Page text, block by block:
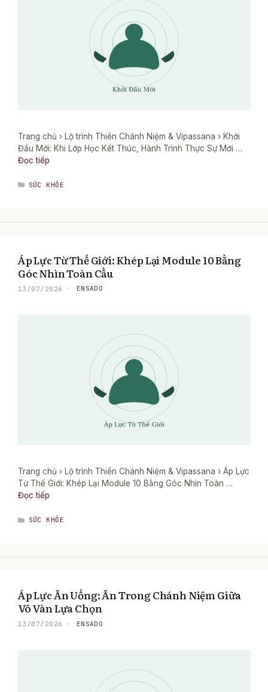
Trang chủ › Lộ trình Thiền Chánh Niệm & Vipassana › Khởi
Đầu Mới: Khi Lớp Học Kết Thúc, Hành Trình Thực Sự Mới …
Đọc tiếp
DANH
SỨC KHỎE
Áp Lực Từ Thế Giới: Khép Lại Module 10 Bằng
Góc Nhìn Toàn Cầu
13/07/2026 ENSADO
Trang chủ › Lộ trình Thiền Chánh Niệm & Vipassana › Áp Lực
Từ Thế Giới: Khép Lại Module 10 Bằng Góc Nhìn Toàn …
Đọc tiếp
DANH
SỨC KHỎE
Áp Lực Ăn Uống: Ăn Trong Chánh Niệm Giữa
Vô Vàn Lựa Chọn
13/07/2026 ENSADO